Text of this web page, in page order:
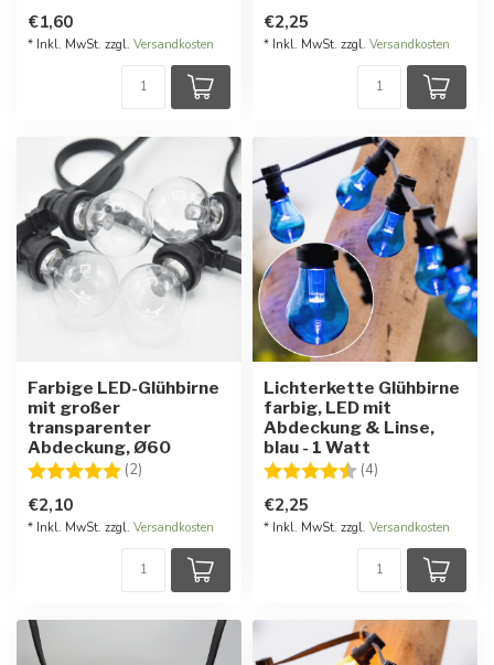
€1,60
* Inkl. MwSt. zzgl. Versandkosten
€2,25
* Inkl. MwSt. zzgl. Versandkosten
Farbige LED-Glühbirne
mit großer
transparenter
Abdeckung, Ø60
Bewertung:
(2) 5.0 von 5 Sternen
€2,10
* Inkl. MwSt. zzgl. Versandkosten
Lichterkette Glühbirne
farbig, LED mit
Abdeckung & Linse,
blau - 1 Watt
Bewertung:
(4)
€2,25
* Inkl. MwSt. zzgl. Versandkosten